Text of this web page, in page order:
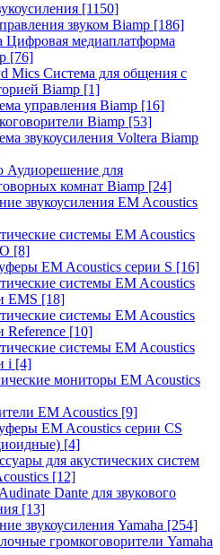
[1150]
звуком Biamp [186]
Цифровая медиаплатформа
[76]
Mics Система для общения с
Biamp [1]
управления Biamp [16]
Biamp [53]
звукоусиления Voltera Biamp
Аудиорешение для
комнат Biamp [24]
звукоусиления EM Acoustics
системы EM Acoustics
[8]
EM Acoustics серии S [16]
системы EM Acoustics
EMS [18]
системы EM Acoustics
Reference [10]
системы EM Acoustics
i [4]
мониторы EM Acoustics
EM Acoustics [9]
EM Acoustics серии CS
[4]
для акустических систем
[12]
Dante для звукового
[13]
звукоусиления Yamaha [254]
громкоговорители Yamaha